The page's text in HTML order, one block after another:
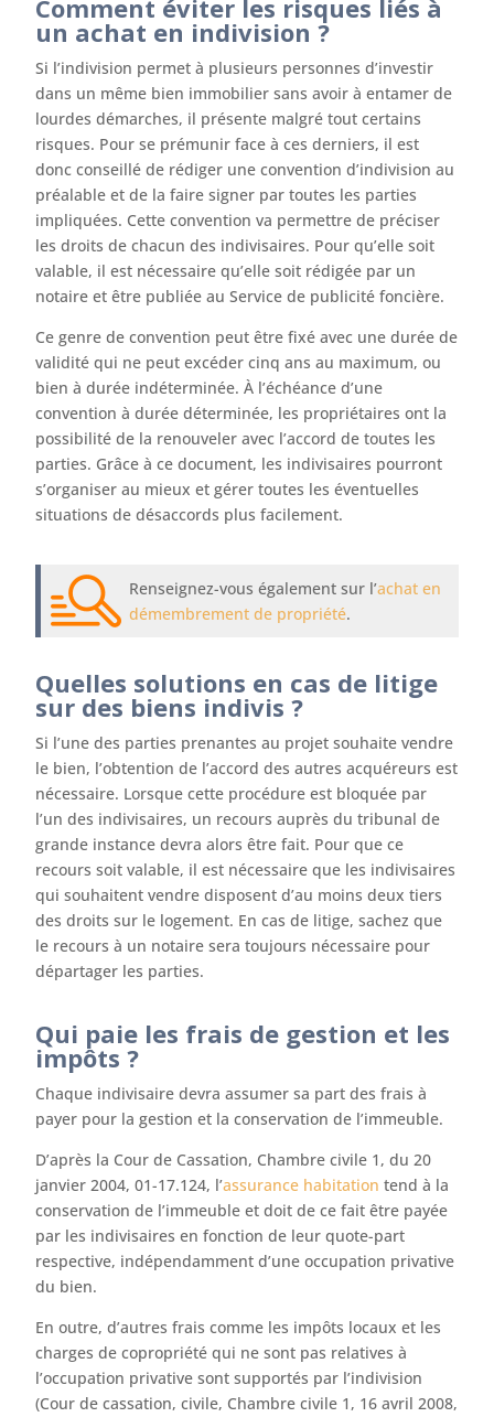
Comment éviter les risques liés à
un achat en indivision ?
Si l’indivision permet à plusieurs personnes d’investir
dans un même bien immobilier sans avoir à entamer de
lourdes démarches, il présente malgré tout certains
risques. Pour se prémunir face à ces derniers, il est
donc conseillé de rédiger une convention d’indivision au
préalable et de la faire signer par toutes les parties
impliquées. Cette convention va permettre de préciser
les droits de chacun des indivisaires. Pour qu’elle soit
valable, il est nécessaire qu’elle soit rédigée par un
notaire et être publiée au Service de publicité foncière.
Ce genre de convention peut être fixé avec une durée de
validité qui ne peut excéder cinq ans au maximum, ou
bien à durée indéterminée. À l’échéance d’une
convention à durée déterminée, les propriétaires ont la
possibilité de la renouveler avec l’accord de toutes les
parties. Grâce à ce document, les indivisaires pourront
s’organiser au mieux et gérer toutes les éventuelles
situations de désaccords plus facilement.
Renseignez-vous également sur l’achat en
démembrement de propriété.
Quelles solutions en cas de litige
sur des biens indivis ?
Si l’une des parties prenantes au projet souhaite vendre
le bien, l’obtention de l’accord des autres acquéreurs est
nécessaire. Lorsque cette procédure est bloquée par
l’un des indivisaires, un recours auprès du tribunal de
grande instance devra alors être fait. Pour que ce
recours soit valable, il est nécessaire que les indivisaires
qui souhaitent vendre disposent d’au moins deux tiers
des droits sur le logement. En cas de litige, sachez que
le recours à un notaire sera toujours nécessaire pour
départager les parties.
Qui paie les frais de gestion et les
impôts ?
Chaque indivisaire devra assumer sa part des frais à
payer pour la gestion et la conservation de l’immeuble.
D’après la Cour de Cassation, Chambre civile 1, du 20
janvier 2004, 01-17.124, l’assurance habitation tend à la
conservation de l’immeuble et doit de ce fait être payée
par les indivisaires en fonction de leur quote-part
respective, indépendamment d’une occupation privative
du bien.
En outre, d’autres frais comme les impôts locaux et les
charges de copropriété qui ne sont pas relatives à
l’occupation privative sont supportés par l’indivision
(Cour de cassation, civile, Chambre civile 1, 16 avril 2008,